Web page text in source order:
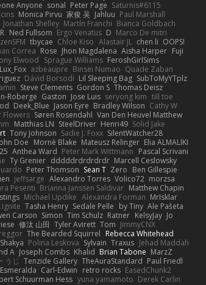
Anyone sonal Peter Page Saturnis#6115
Monica Pirvu 家俊 吴 Jahluu Paul Marshall
Jonathan Shelley Martín Franchi Bianca Goldbach
Ned Fullsom Ergo Venatus D Marco De mitri
tbycae Chloe Kiso Alastair JL chen li OOPS!
Correa Rose Jhon Magdalena Aisha Harper Fuji
Elwood Sprague Williams FeroshGirlSims
Lux_Fox azbeaupre Binsei Numao Quade Zaban
Dávid Borsodi Lil Sleeping Bag SubToMyYTplz
Steve Clements Gordon S Thomas Deisz
Roberge Gaston Jose Luis seryong kim till toe
Deek_Blue Jason Eyre Bradley Wilson Cathy W
Flowers Søren Rosendahl Van Den Heuvel Matthew
Matthias LN SteelDriver Henri49 Solid Jake
Tony Johnson Sadie J. Foxx SilentWatcher28
Doe Mornè Blake Mateusz Relinger Elia ALMALIKI
Anthea Ward Peter Mark Wittmann Pascal Scrivani
Ty Grenier dddddrdrdrdrdr Marcell Ceslowsky
Peter Thomson Sean T Zero Ben Gillespie
jeffsarge Alexandro Torres Volico72 morzsa
Pesenti Brianna Janssen Saldivar Matthew Chapin
Michael Updike Alexandra Forman MrIsklar
Tasha Henry Sedale Pelle by Tiny Ale Pašeta
Carson Simon Tim Schulz Ratner KelsyJay Jo
修汰 山田 Tyler Avirett Tom JimmyCNX
The Bearded Squirrel Rebecca Whitehead
Polina Leskova Sylvain Traxus Jehad Maddah
A Joseph Combs Khalid Brian Tabone MarzZ
うじ Tenzide Gallery TheAuraStandard Paul Friedl
Carl-Edwin retro rocks EasedChunk2
Schuurman Hess yuna yamamoto Derek Carlin